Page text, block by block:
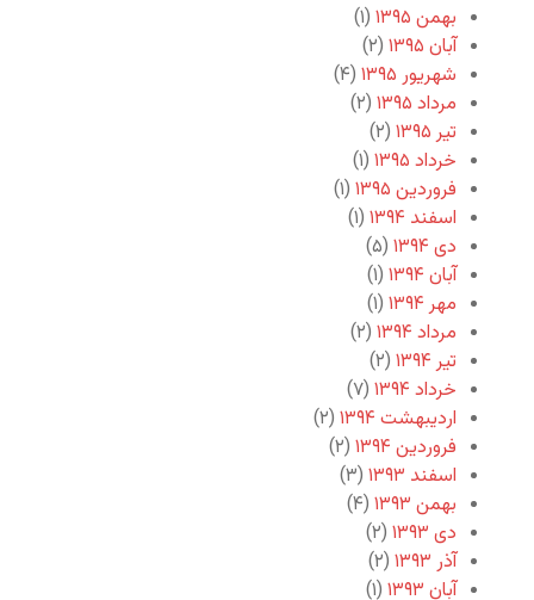
بهمن ۱۳۹۵
(۱)
آبان ۱۳۹۵
(۲)
شهریور ۱۳۹۵
(۴)
مرداد ۱۳۹۵
(۲)
تیر ۱۳۹۵
(۲)
خرداد ۱۳۹۵
(۱)
فروردین ۱۳۹۵
(۱)
اسفند ۱۳۹۴
(۱)
دی ۱۳۹۴
(۵)
آبان ۱۳۹۴
(۱)
مهر ۱۳۹۴
(۱)
مرداد ۱۳۹۴
(۲)
تیر ۱۳۹۴
(۲)
خرداد ۱۳۹۴
(۷)
اردیبهشت ۱۳۹۴
(۲)
فروردین ۱۳۹۴
(۲)
اسفند ۱۳۹۳
(۳)
بهمن ۱۳۹۳
(۴)
دی ۱۳۹۳
(۲)
آذر ۱۳۹۳
(۲)
آبان ۱۳۹۳
(۱)